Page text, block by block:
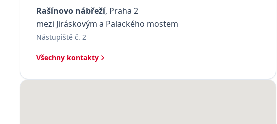
Rašínovo nábřeží, Praha 2
mezi Jiráskovým a Palackého mostem
Nástupiště č. 2
Všechny kontakty